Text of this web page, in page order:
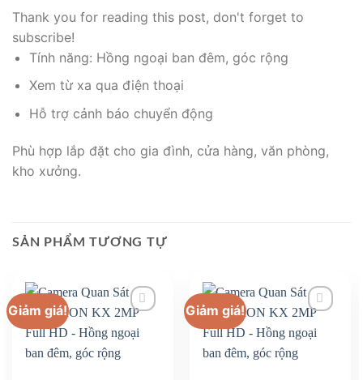
Thank you for reading this post, don't forget to
subscribe!
Tính năng: Hồng ngoại ban đêm, góc rộng
Xem từ xa qua điện thoại
Hỗ trợ cảnh báo chuyển động
Phù hợp lắp đặt cho gia đình, cửa hàng, văn phòng,
kho xưởng.
SẢN PHẨM TƯƠNG TỰ
Giảm giá! Giảm giá!